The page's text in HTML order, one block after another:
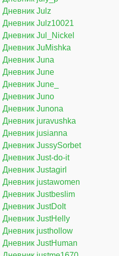
Дневник Julz
Дневник Julz10021
Дневник Jul_Nickel
Дневник JuMishka
Дневник Juna
Дневник June
Дневник June_
Дневник Juno
Дневник Junona
Дневник juravushka
Дневник jusianna
Дневник JussySorbet
Дневник Just-do-it
Дневник Justagirl
Дневник justawomen
Дневник Justbeslim
Дневник JustDoIt
Дневник JustHelly
Дневник justhollow
Дневник JustHuman